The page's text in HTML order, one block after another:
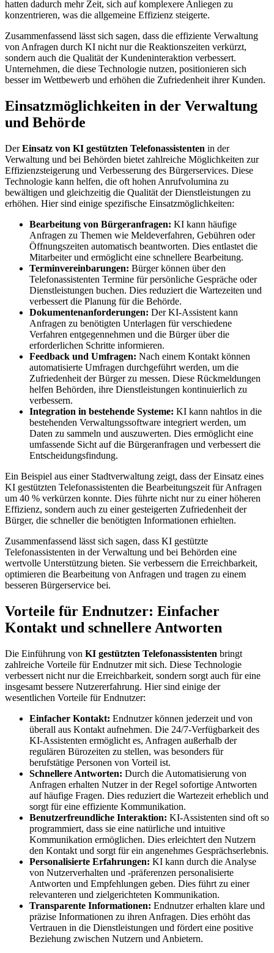
hatten dadurch mehr Zeit, sich auf komplexere Anliegen zu
konzentrieren, was die allgemeine Effizienz steigerte.
Zusammenfassend lässt sich sagen, dass die effiziente Verwaltung
von Anfragen durch KI nicht nur die Reaktionszeiten verkürzt,
sondern auch die Qualität der Kundeninteraktion verbessert.
Unternehmen, die diese Technologie nutzen, positionieren sich
besser im Wettbewerb und erhöhen die Zufriedenheit ihrer Kunden.
Einsatzmöglichkeiten in der Verwaltung
und Behörde
DerEinsatz von KI gestützten Telefonassistenten in der
Verwaltung und bei Behörden bietet zahlreiche Möglichkeiten zur
Effizienzsteigerung und Verbesserung des Bürgerservices. Diese
Technologie kann helfen, die oft hohen Anrufvolumina zu
bewältigen und gleichzeitig die Qualität der Dienstleistungen zu
erhöhen. Hier sind einige spezifische Einsatzmöglichkeiten:
Bearbeitung von Bürgeranfragen: KI kann häufige
Anfragen zu Themen wie Meldeverfahren, Gebühren oder
Öffnungszeiten automatisch beantworten. Dies entlastet die
Mitarbeiter und ermöglicht eine schnellere Bearbeitung.
Terminvereinbarungen: Bürger können über den
Telefonassistenten Termine für persönliche Gespräche oder
Dienstleistungen buchen. Dies reduziert die Wartezeiten und
verbessert die Planung für die Behörde.
Dokumentenanforderungen: Der KI-Assistent kann
Anfragen zu benötigten Unterlagen für verschiedene
Verfahren entgegennehmen und die Bürger über die
erforderlichen Schritte informieren.
Feedback und Umfragen: Nach einem Kontakt können
automatisierte Umfragen durchgeführt werden, um die
Zufriedenheit der Bürger zu messen. Diese Rückmeldungen
helfen Behörden, ihre Dienstleistungen kontinuierlich zu
verbessern.
Integration in bestehende Systeme: KI kann nahtlos in die
bestehenden Verwaltungssoftware integriert werden, um
Daten zu sammeln und auszuwerten. Dies ermöglicht eine
umfassende Sicht auf die Bürgeranfragen und verbessert die
Entscheidungsfindung.
Ein Beispiel aus einer Stadtverwaltung zeigt, dass der Einsatz eines
KI gestützten Telefonassistenten die Bearbeitungszeit für Anfragen
um 40 % verkürzen konnte. Dies führte nicht nur zu einer höheren
Effizienz, sondern auch zu einer gesteigerten Zufriedenheit der
Bürger, die schneller die benötigten Informationen erhielten.
Zusammenfassend lässt sich sagen, dass KI gestützte
Telefonassistenten in der Verwaltung und bei Behörden eine
wertvolle Unterstützung bieten. Sie verbessern die Erreichbarkeit,
optimieren die Bearbeitung von Anfragen und tragen zu einem
besseren Bürgerservice bei.
Vorteile für Endnutzer: Einfacher
Kontakt und schnellere Antworten
Die Einführung von KI gestützten Telefonassistenten bringt
zahlreiche Vorteile für Endnutzer mit sich. Diese Technologie
verbessert nicht nur die Erreichbarkeit, sondern sorgt auch für eine
insgesamt bessere Nutzererfahrung. Hier sind einige der
wesentlichen Vorteile für Endnutzer:
Einfacher Kontakt: Endnutzer können jederzeit und von
überall aus Kontakt aufnehmen. Die 24/7-Verfügbarkeit des
KI-Assistenten ermöglicht es, Anfragen außerhalb der
regulären Bürozeiten zu stellen, was besonders für
berufstätige Personen von Vorteil ist.
Schnellere Antworten: Durch die Automatisierung von
Anfragen erhalten Nutzer in der Regel sofortige Antworten
auf häufige Fragen. Dies reduziert die Wartezeit erheblich und
sorgt für eine effiziente Kommunikation.
Benutzerfreundliche Interaktion: KI-Assistenten sind oft so
programmiert, dass sie eine natürliche und intuitive
Kommunikation ermöglichen. Dies erleichtert den Nutzern
den Kontakt und sorgt für ein angenehmes Gesprächserlebnis.
Personalisierte Erfahrungen: KI kann durch die Analyse
von Nutzerverhalten und -präferenzen personalisierte
Antworten und Empfehlungen geben. Dies führt zu einer
relevanteren und zielgerichteten Kommunikation.
Transparente Informationen: Endnutzer erhalten klare und
präzise Informationen zu ihren Anfragen. Dies erhöht das
Vertrauen in die Dienstleistungen und fördert eine positive
Beziehung zwischen Nutzern und Anbietern.